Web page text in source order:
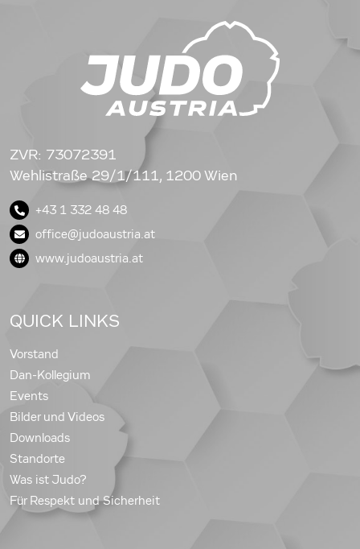
ZVR: 73072391
Wehlistraße 29/1/111, 1200 Wien
+43 1 332 48 48
office@judoaustria.at
www.judoaustria.at
QUICK LINKS
Vorstand
Dan-Kollegium
Events
Bilder und Videos
Downloads
Standorte
Was ist Judo?
Für Respekt und Sicherheit